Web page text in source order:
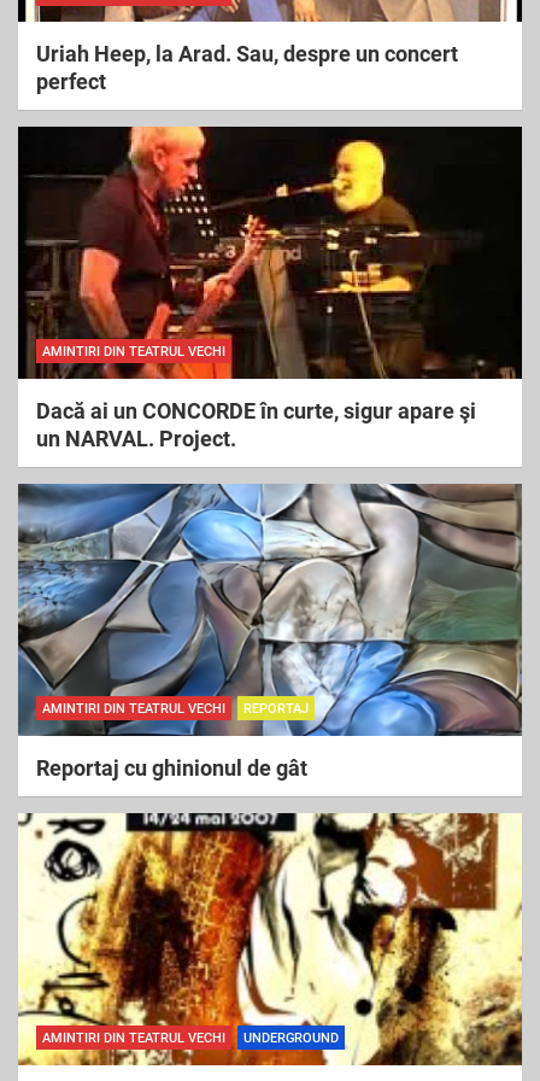
Uriah Heep, la Arad. Sau, despre un concert
perfect
AMINTIRI DIN TEATRUL VECHI
Dacă ai un CONCORDE în curte, sigur apare şi
un NARVAL. Project.
AMINTIRI DIN TEATRUL VECHI REPORTAJ
Reportaj cu ghinionul de gât
AMINTIRI DIN TEATRUL VECHI UNDERGROUND